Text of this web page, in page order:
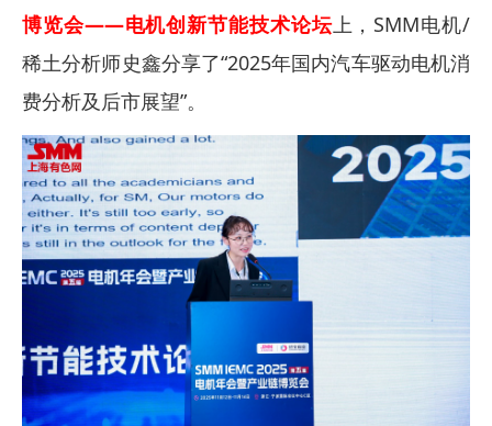
博览会——电机创新节能技术论坛上，SMM电机/
稀土分析师史鑫分享了“2025年国内汽车驱动电机消
费分析及后市展望”。